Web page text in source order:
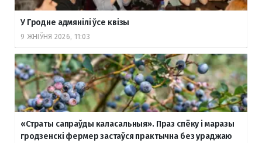
У Гродне адмянілі ўсе квізы
9 ЖНІЎНЯ 2026, 11:03
«Страты сапраўды каласальныя». Праз спёку і маразы
гродзенскі фермер застаўся практычна без ураджаю